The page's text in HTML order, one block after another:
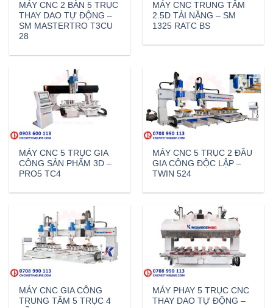
MÁY CNC 2 BÀN 5 TRỤC
THAY DAO TỰ ĐỘNG –
SM MASTERTRO T3CU
28
MÁY CNC TRUNG TÂM
2.5D TẢI NẶNG – SM
1325 RATC BS
MÁY CNC 5 TRỤC GIA
CÔNG SẢN PHẨM 3D –
PRO5 TC4
MÁY CNC 5 TRỤC 2 ĐẦU
GIA CÔNG ĐỘC LẬP –
TWIN 524
MÁY CNC GIA CÔNG
TRUNG TÂM 5 TRỤC 4
MÁY PHAY 5 TRỤC CNC
THAY DAO TỰ ĐỘNG –